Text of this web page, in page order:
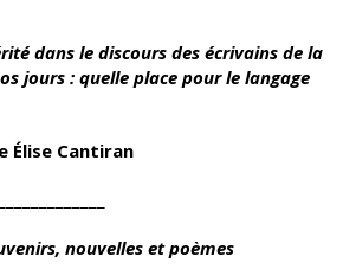
dans le discours des écrivains de la
jours : quelle place pour le langage
Élise Cantiran
nouvelles et poèmes